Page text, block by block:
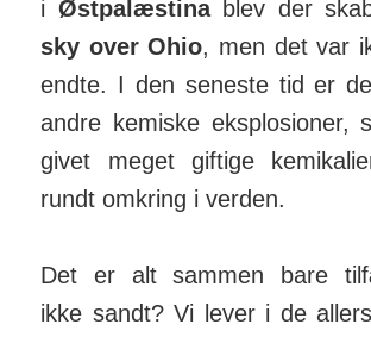
i Øst­palæ­stinablev der
sky over Ohio, men det var
endte. I den seneste tid er
andre ke­miske eks­plo­sioner,
givet meget gif­tige
rundt om­kring i verden.
Det er alt sammen bare
ikke sandt? Vi lever i de